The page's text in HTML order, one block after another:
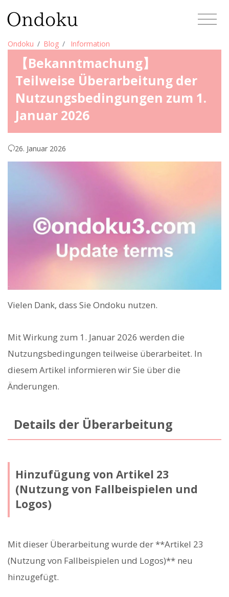
Ondoku Blog Information
【Bekanntmachung】
Teilweise Überarbeitung der
Nutzungsbedingungen zum 1.
Januar 2026
26. Januar 2026
Vielen Dank, dass Sie Ondoku nutzen.
Mit Wirkung zum 1. Januar 2026 werden die
Nutzungsbedingungen teilweise überarbeitet. In
diesem Artikel informieren wir Sie über die
Änderungen.
Details der Überarbeitung
Hinzufügung von Artikel 23
(Nutzung von Fallbeispielen und
Logos)
Mit dieser Überarbeitung wurde der **Artikel 23
(Nutzung von Fallbeispielen und Logos)** neu
hinzugefügt.